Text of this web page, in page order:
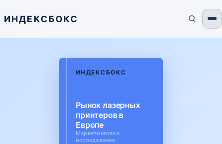
ИНДЕКСБОКС
ИНДЕКСБОКС
Рынок лазерных
принтеров в
Европе
Маркетинговое
исследование